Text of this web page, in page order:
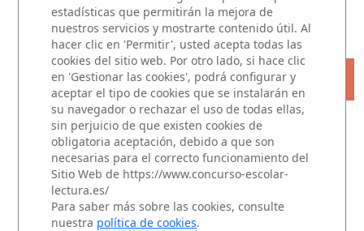
JURADO|PREMIOS
« VOLVER
Microrrelatos
Participantes del centros educativo
FRANCISCO DE GOYA
estadísticas que permitirán la mejora de
nuestros servicios y mostrarte contenido útil. Al
hacer clic en 'Permitir', usted acepta todas las
cookies del sitio web. Por otro lado, si hace clic
en 'Gestionar las cookies', podrá configurar y
aceptar el tipo de cookies que se instalarán en
su navegador o rechazar el uso de todas ellas,
sin perjuicio de que existen cookies de
obligatoria aceptación, debido a que son
necesarias para el correcto funcionamiento del
Sitio Web de https://www.concurso-escolar-
lectura.es/
Para saber más sobre las cookies, consulte
nuestra política de cookies.